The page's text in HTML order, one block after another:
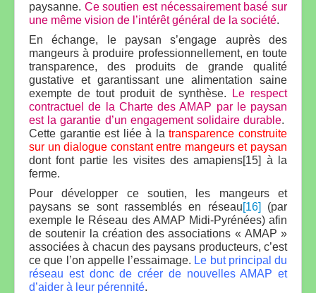
paysanne. Ce soutien est nécessairement basé sur
une même vision de l’intérêt général de la société.
En échange, le paysan s’engage auprès des
mangeurs à produire professionnellement, en toute
transparence, des produits de grande qualité
gustative et garantissant une alimentation saine
exempte de tout produit de synthèse. Le respect
contractuel de la Charte des AMAP par le paysan
est la garantie d’un engagement solidaire durable.
Cette garantie est liée à latransparence construite
sur un dialogue constant entre mangeurs et paysan
dont font partie les visites des amapiens[15] à la
ferme.
Pour développer ce soutien, les mangeurs et
paysans se sont rassemblés en réseau[16] (par
exemple le Réseau des AMAP Midi-Pyrénées) afin
de soutenir la création des associations « AMAP »
associées à chacun des paysans producteurs, c’est
ce que l’on appelle l’essaimage. Le but principal du
réseau est donc de créer de nouvelles AMAP et
d’aider à leur pérennité.